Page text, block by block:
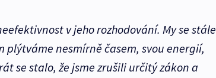
v jeho rozhodování. My se stále
nesmírně časem, svou energií,
se stalo, že jsme zrušili určitý zákon a